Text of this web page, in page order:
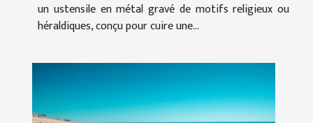
un ustensile en métal gravé de motifs religieux ou
héraldiques, conçu pour cuire une...